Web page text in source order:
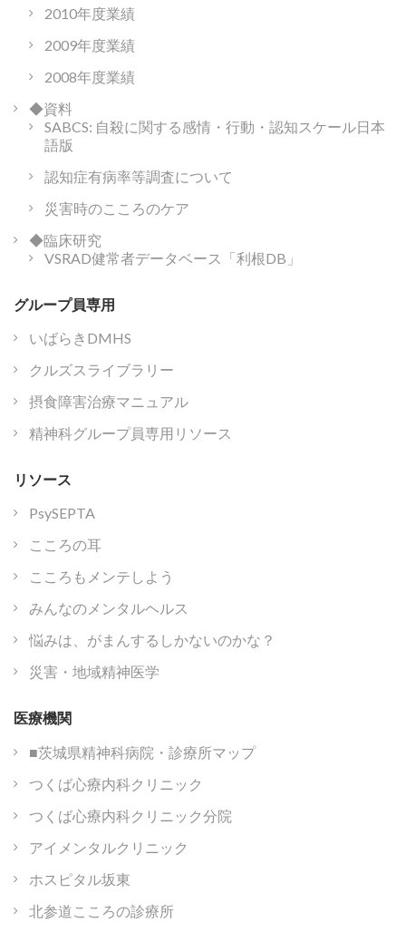
2010年度業績
2009年度業績
2008年度業績
◆資料
SABCS: 自殺に関する感情・行動・認知スケール日本
語版
認知症有病率等調査について
災害時のこころのケア
◆臨床研究
VSRAD健常者データベース「利根DB」
グループ員専用
いばらきDMHS
クルズスライブラリー
摂食障害治療マニュアル
精神科グループ員専用リソース
リソース
PsySEPTA
こころの耳
こころもメンテしよう
みんなのメンタルヘルス
悩みは、がまんするしかないのかな？
災害・地域精神医学
医療機関
■茨城県精神科病院・診療所マップ
つくば心療内科クリニック
つくば心療内科クリニック分院
アイメンタルクリニック
ホスピタル坂東
北参道こころの診療所